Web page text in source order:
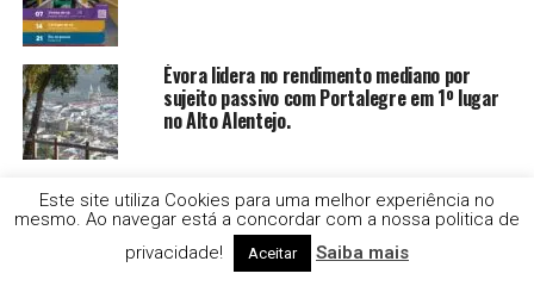
Évora lidera no rendimento mediano por
sujeito passivo com Portalegre em 1º lugar
no Alto Alentejo.
Opinião: Hemodiálise em férias: Um direito
que não deve tirar férias
Este site utiliza Cookies para uma melhor experiência no
mesmo. Ao navegar está a concordar com a nossa politica de
privacidade!
Aceitar Saiba mais